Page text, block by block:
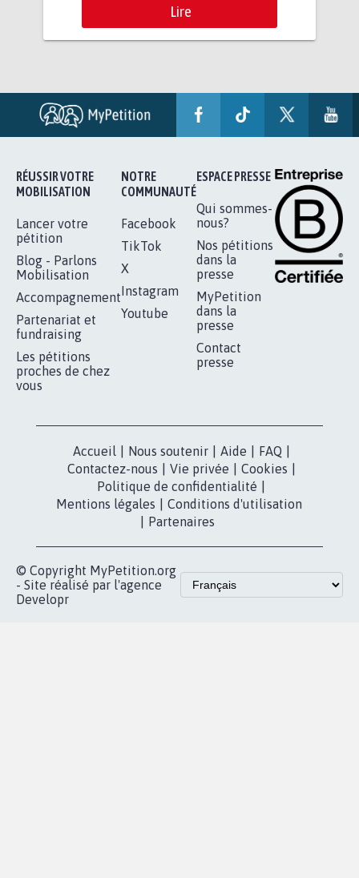
Lire
RÉUSSIR VOTRE
MOBILISATION
Lancer votre
pétition
Blog - Parlons
Mobilisation
Accompagnement
Partenariat et
fundraising
Les pétitions
proches de chez
vous
NOTRE
COMMUNAUTÉ
Facebook
TikTok
X
Instagram
Youtube
ESPACE PRESSE
Qui sommes-
nous?
Nos pétitions
dans la
presse
MyPetition
dans la
presse
Contact
presse
Accueil Nous soutenir Aide FAQ
Contactez-nous
Vie privée Cookies
Politique de confidentialité
Mentions légales
Conditions d'utilisation
Partenaires
© Copyright MyPetition.org
- Site réalisé par l'agence
Developr